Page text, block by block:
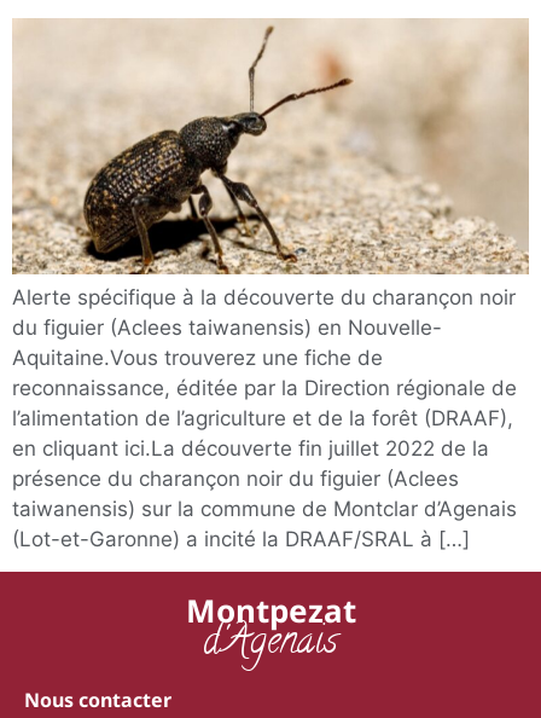
Alerte spécifique à la découverte du charançon noir
du figuier (Aclees taiwanensis) en Nouvelle-
Aquitaine.Vous trouverez une fiche de
reconnaissance, éditée par la Direction régionale de
l’alimentation de l’agriculture et de la forêt (DRAAF),
en cliquant ici.La découverte fin juillet 2022 de la
présence du charançon noir du figuier (Aclees
taiwanensis) sur la commune de Montclar d’Agenais
(Lot-et-Garonne) a incité la DRAAF/SRAL à […]
Montpezat
d'Agenais
Nous contacter